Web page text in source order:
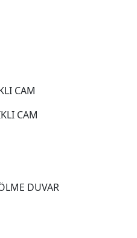
CAM
CAM
DUVAR